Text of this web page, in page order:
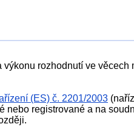
rozhodnutí ve
(ES) č. 2201/2003
registrované a na